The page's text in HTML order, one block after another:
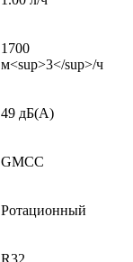
1700
м<sup>3</sup>/ч
49 дБ(А)
GMCC
Ротационный
R32